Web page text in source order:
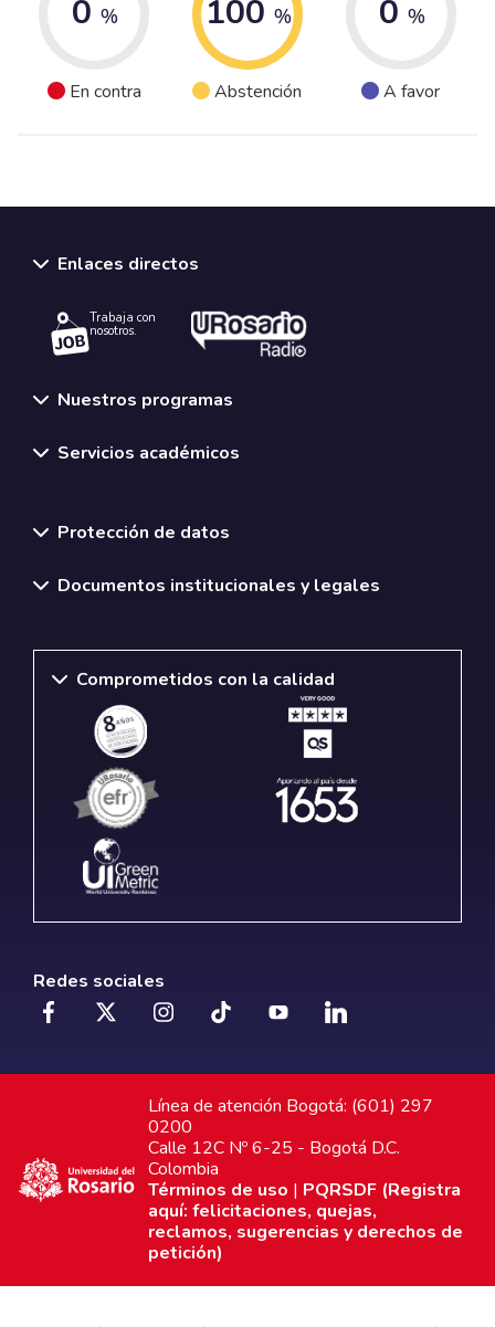
0 %
En contra
100 %
Abstención
0 %
A favor
Enlaces directos
Trabaja con
nosotros.
Nuestros programas
Servicios académicos
Protección de datos
Documentos institucionales y legales
Comprometidos con la calidad
Redes sociales
Línea de atención Bogotá: (601) 297
0200
Calle 12C Nº 6-25 - Bogotá D.C.
Colombia
Términos de uso | PQRSDF (Registra
aquí: felicitaciones, quejas,
reclamos, sugerencias y derechos de
petición)